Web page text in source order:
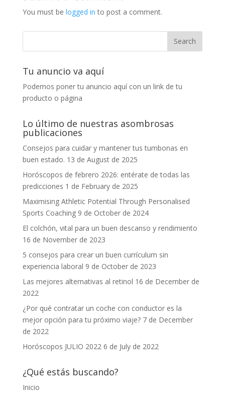
You must be logged in to post a comment.
Tu anuncio va aquí
Podemos poner tu anuncio aquí con un link de tu
producto o página
Lo último de nuestras asombrosas
publicaciones
Consejos para cuidar y mantener tus tumbonas en
buen estado. 13 de August de 2025
Horóscopos de febrero 2026: entérate de todas las
predicciones 1 de February de 2025
Maximising Athletic Potential Through Personalised
Sports Coaching 9 de October de 2024
El colchón, vital para un buen descanso y rendimiento
16 de November de 2023
5 consejos para crear un buen currículum sin
experiencia laboral 9 de October de 2023
Las mejores alternativas al retinol 16 de December de
2022
¿Por qué contratar un coche con conductor es la
mejor opción para tu próximo viaje? 7 de December
de 2022
Horóscopos JULIO 2022 6 de July de 2022
¿Qué estás buscando?
Inicio